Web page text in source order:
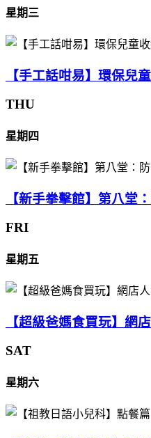
星期三
【手工話咁易】環保兒
THU
星期四
【新手拳擊館】第八堂
FRI
星期五
【超級爸媽食買玩】網
SAT
星期六